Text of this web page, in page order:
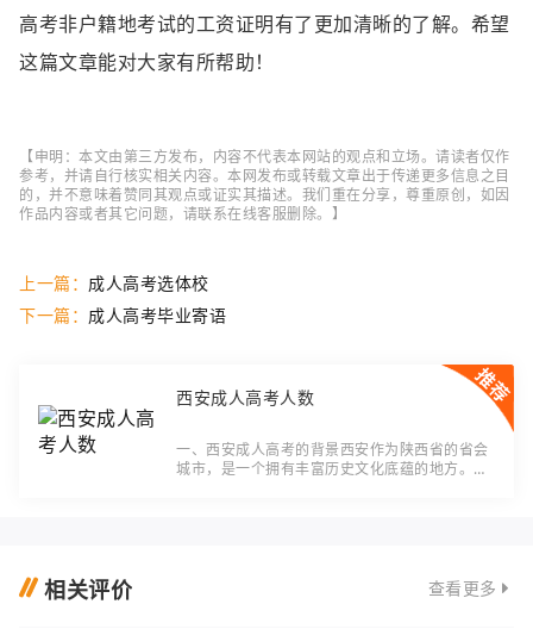
高考非户籍地考试的工资证明有了更加清晰的了解。希望
这篇文章能对大家有所帮助！
【申明：本文由第三方发布，内容不代表本网站的观点和立场。请读者仅作
参考，并请自行核实相关内容。本网发布或转载文章出于传递更多信息之目
的，并不意味着赞同其观点或证实其描述。我们重在分享，尊重原创，如因
作品内容或者其它问题，请联系在线客服删除。】
上一篇： 成人高考选体校
下一篇： 成人高考毕业寄语
西安成人高考人数
一、西安成人高考的背景西安作为陕西省的省会
城市，是一个拥有丰富历史文化底蕴的地方。西
相关评价 查看更多